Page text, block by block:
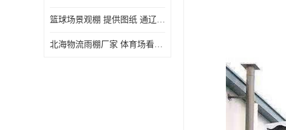
篮球场景观棚 提供图纸 通辽膜结构厂家
北海物流雨棚厂家 体育场看台雨棚 价格优惠